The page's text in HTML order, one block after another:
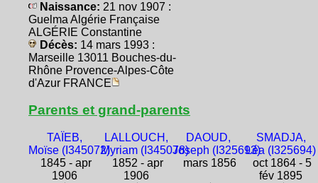
Naissance: 21 nov 1907 :
Guelma Algérie Française
ALGÉRIE Constantine
Décès: 14 mars 1993 :
Marseille 13011 Bouches-du-
Rhône Provence-Alpes-Côte
d'Azur FRANCE
Parents et grand-parents
TAÏEB,
Moïse (I345072)
1845 - apr
1906
LALLOUCH,
Myriam (I345078)
1852 - apr
1906
DAOUD,
Joseph (I325693)
mars 1856
SMADJA,
Léa (I325694)
oct 1864 - 5
fév 1895